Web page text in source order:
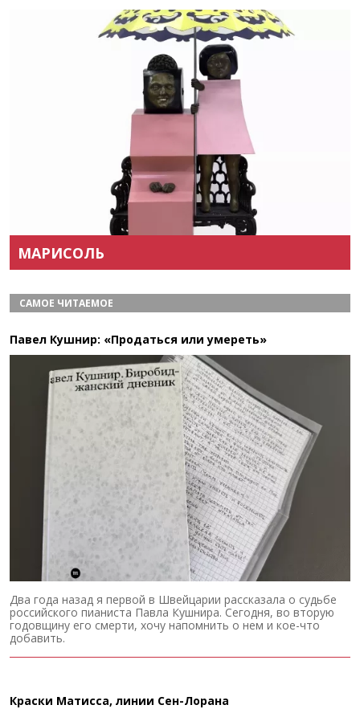
МАРИСОЛЬ
САМОЕ ЧИТАЕМОЕ
Павел Кушнир: «Продаться или умереть»
Два года назад я первой в Швейцарии рассказала о судьбе
российского пианиста Павла Кушнира. Сегодня, во вторую
годовщину его смерти, хочу напомнить о нем и кое-что
добавить.
Краски Матисса, линии Сен-Лорана